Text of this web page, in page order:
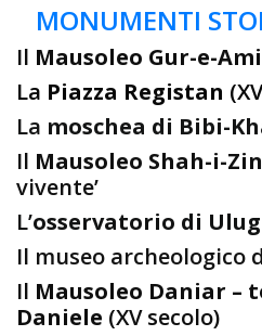
MONUMENTI
Il Mausoleo Gur-e-
La Piazza Registan
La moschea di Bibi-
Il Mausoleo Shah-i-
vivente’
L’osservatorio di
Il museo archeologico
Il Mausoleo Daniar –
Daniele (XV secolo)